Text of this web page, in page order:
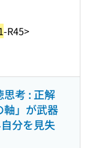
-R45>
考 : 正解
軸」が武器
分を見失